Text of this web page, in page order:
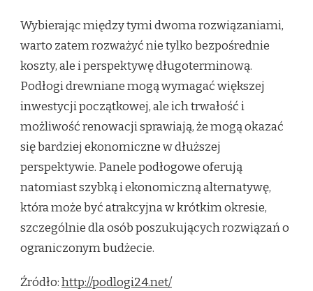
Wybierając między tymi dwoma rozwiązaniami,
warto zatem rozważyć nie tylko bezpośrednie
koszty, ale i perspektywę długoterminową.
Podłogi drewniane mogą wymagać większej
inwestycji początkowej, ale ich trwałość i
możliwość renowacji sprawiają, że mogą okazać
się bardziej ekonomiczne w dłuższej
perspektywie. Panele podłogowe oferują
natomiast szybką i ekonomiczną alternatywę,
która może być atrakcyjna w krótkim okresie,
szczególnie dla osób poszukujących rozwiązań o
ograniczonym budżecie.
Źródło:http://podlogi24.net/